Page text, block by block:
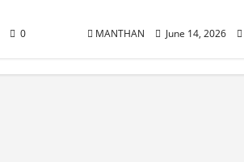
0 MANTHAN June 14, 2026